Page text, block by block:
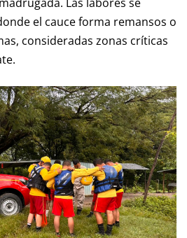
el cauce forma remansos o
consideradas zonas críticas